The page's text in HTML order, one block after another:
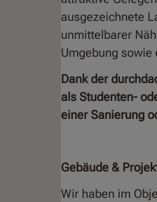
ausgezeichnete
unmittelbarer
Umgebung sowie
Dank der
als Studenten-
einer Sanierung
Gebäude &
Wir haben im